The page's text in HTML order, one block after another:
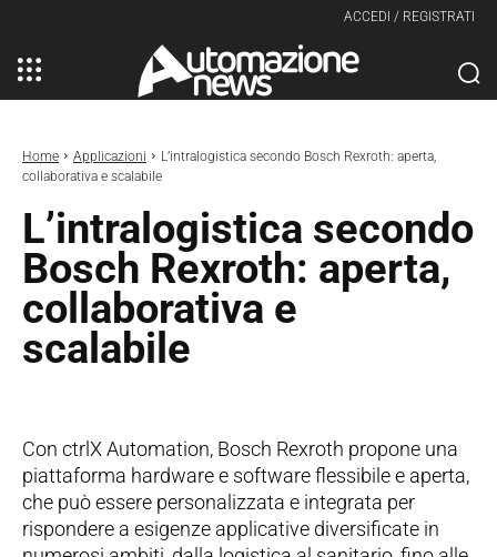
ACCEDI / REGISTRATI
Home Applicazioni
L’intralogistica secondo Bosch Rexroth: aperta,
collaborativa e scalabile
L’intralogistica secondo
Bosch Rexroth: aperta,
collaborativa e
scalabile
Con ctrlX Automation, Bosch Rexroth propone una
piattaforma hardware e software flessibile e aperta,
che può essere personalizzata e integrata per
rispondere a esigenze applicative diversificate in